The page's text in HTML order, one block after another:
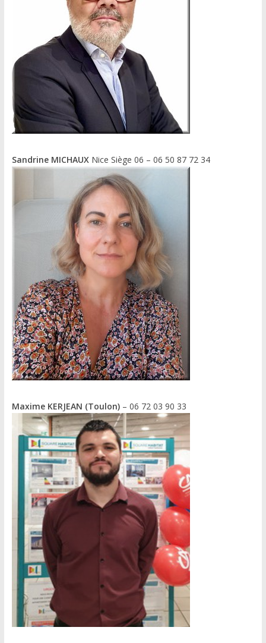
Sandrine MICHAUX Nice Siège 06 – 06 50 87 72 34
Maxime KERJEAN (Toulon)– 06 72 03 90 33